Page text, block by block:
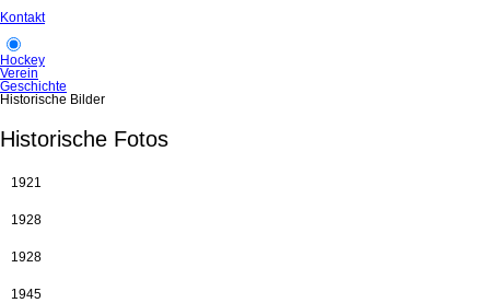
Kontakt
Hockey
Verein
Geschichte
Historische Bilder
Historische Fotos
1921
1928
1928
1945